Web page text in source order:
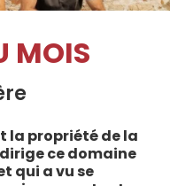
MOIS
la propriété de la
ce domaine
qui a vu se